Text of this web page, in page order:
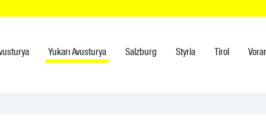
Yukarı Avusturya Salzburg Styria Tirol